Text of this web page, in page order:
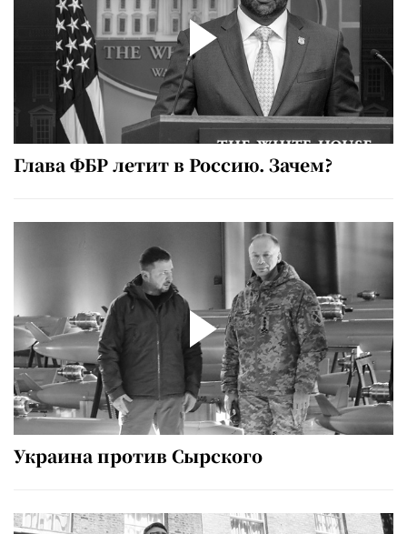
Глава ФБР летит в Россию. Зачем?
Украина против Сырского